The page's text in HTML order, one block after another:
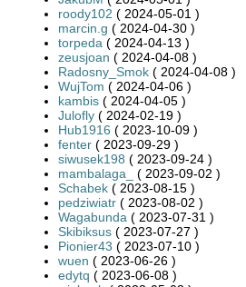
roody102 ( 2024-05-01 )
marcin.g ( 2024-04-30 )
torpeda ( 2024-04-13 )
zeusjoan ( 2024-04-08 )
Radosny_Smok ( 2024-04-08 )
WujTom ( 2024-04-06 )
kambis ( 2024-04-05 )
Julofly ( 2024-02-19 )
Hub1916 ( 2023-10-09 )
fenter ( 2023-09-29 )
siwusek198 ( 2023-09-24 )
mambalaga_
( 2023-09-02 )
Schabek ( 2023-08-15 )
pedziwiatr ( 2023-08-02 )
Wagabunda ( 2023-07-31 )
Skibiksus ( 2023-07-27 )
Pionier43 ( 2023-07-10 )
wuen ( 2023-06-26 )
edytq ( 2023-06-08 )